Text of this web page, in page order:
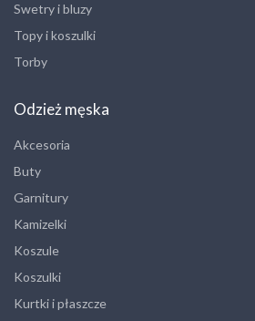
Swetry i bluzy
Topy i koszulki
Torby
Odzież męska
Akcesoria
Buty
Garnitury
Kamizelki
Koszule
Koszulki
Kurtki i płaszcze